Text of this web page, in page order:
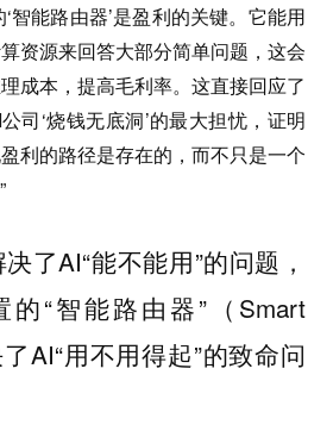
‘智能路由器’是盈利的关键。它能用
资源来回答大部分简单问题，这会
成本，提高毛利率。这直接回应了
司‘烧钱无底洞’的最大担忧，证明
利的路径是存在的，而不只是一个
了AI“能不能用”的问题，
的“智能路由器”（Smart
AI“用不用得起”的致命问